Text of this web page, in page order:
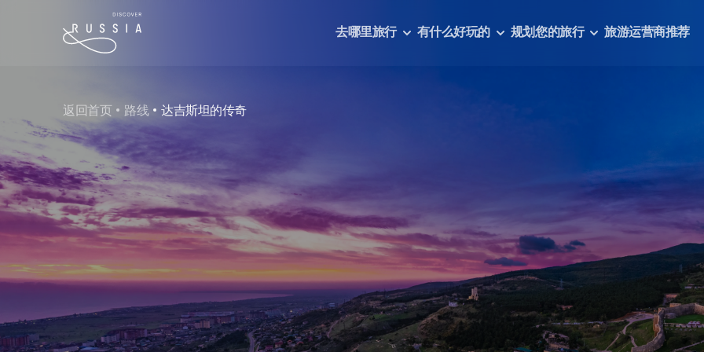
去哪里旅行 有什么好玩的 规划您的旅行 旅游运营商推荐
返回首页 路线 达吉斯坦的传奇